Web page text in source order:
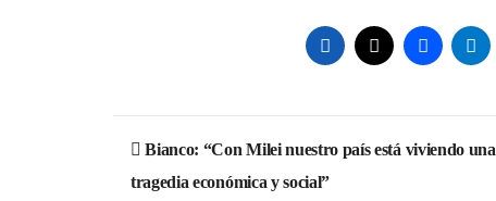
Navegación
de
Bianco: “Con Milei nuestro país está viviendo una
tragedia económica y social”